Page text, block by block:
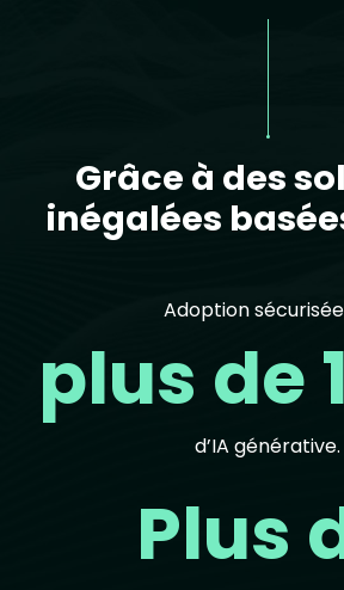
Grâce à des
inégalées
Adoption
plus de
d’IA générative.
Plus